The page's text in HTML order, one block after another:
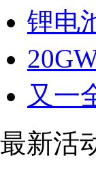
锂电
又一
最新活